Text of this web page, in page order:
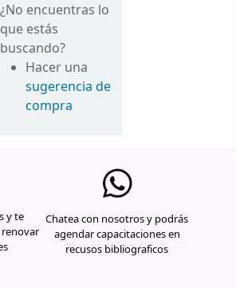
¿No encuentras lo
que estás
buscando?
Hacer una
sugerencia de
compra
y te
Chatea con nosotros y podrás
agendar capacitaciones en
recusos bibliograficos